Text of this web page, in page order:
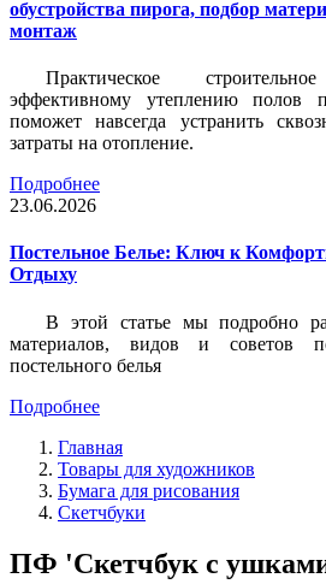
обустройства пирога, подбор
монтаж
Практическое
эффективному утеплению полов
поможет навсегда устранить
затраты на отопление.
Подробнее
23.06.2026
Постельное Белье: Ключ к
Отдыху
В этой статье мы подробно
материалов, видов и советов
постельного белья
Подробнее
Главная
Товары для художников
Бумага для рисования
Скетчбуки
ПФ 'Скетчбук с